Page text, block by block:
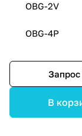
OBG-2V
OBG-4P
В